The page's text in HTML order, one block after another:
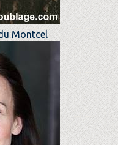
Montcel